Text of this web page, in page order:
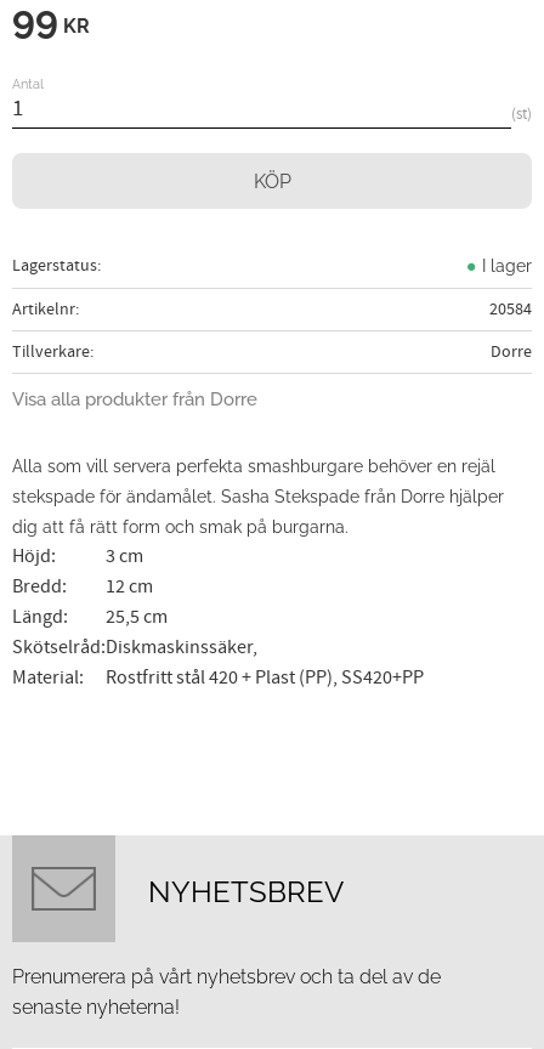
99 KR
Antal
st
KÖP
Lagerstatus I lager
Artikelnr
20584
Tillverkare
Dorre
Visa alla produkter från Dorre
Alla som vill servera perfekta smashburgare behöver en rejäl
stekspade för ändamålet. Sasha Stekspade från Dorre hjälper
dig att få rätt form och smak på burgarna.
Höjd:
3 cm
Bredd:
12 cm
Längd:
25,5 cm
Skötselråd:Diskmaskinssäker,
Material:
Rostfritt stål 420 + Plast (PP), SS420+PP
NYHETSBREV
Prenumerera på vårt nyhetsbrev och ta del av de
senaste nyheterna!